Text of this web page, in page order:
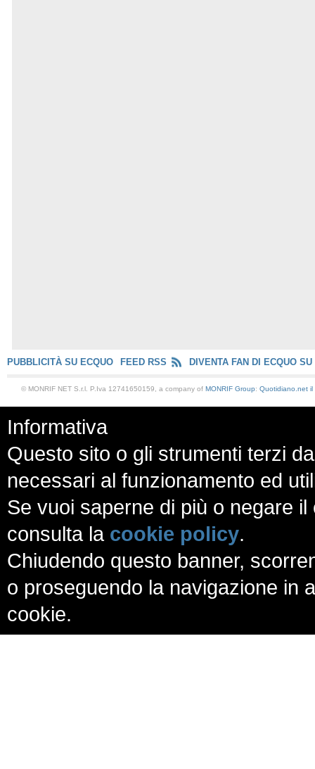
PUBBLICITÀ SU ECQUO FEED RSS DIVENTA FAN DI ECQUO SU
© MONRIF NET S.r.l. P.Iva 12741650159, a company of MONRIF Group: Quotidiano.net il
Informativa
Questo sito o gli strumenti terzi
necessari al funzionamento ed
Se vuoi saperne di più o negare
consulta la cookie policy.
Chiudendo questo banner,
o proseguendo la navigazione in
cookie.